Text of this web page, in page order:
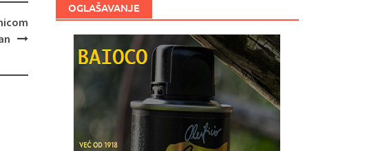
OGLAŠAVANJE